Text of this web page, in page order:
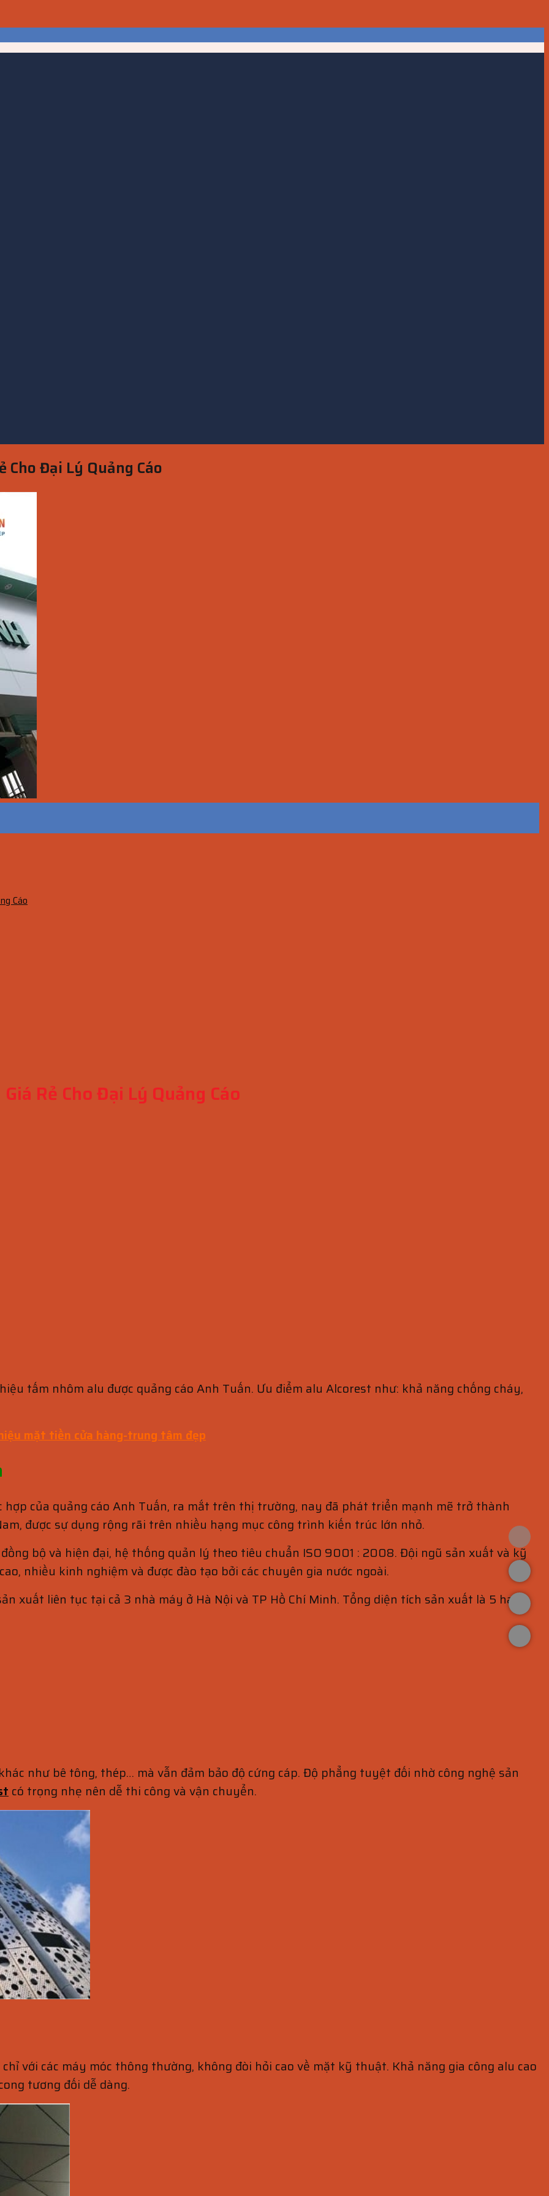
Cho Đại Lý Quảng Cáo
Cáo
Rẻ Cho Đại Lý Quảng Cáo
tấm nhôm alu được quảng cáo Anh Tuấn. Ưu điểm alu Alcorest như: khả năng chống cháy,
mặt tiền cửa hàng-trung tâm đẹp
của quảng cáo Anh Tuấn, ra mắt trên thị trường, nay đã phát triển mạnh mẽ trở thành
được sự dụng rộng rãi trên nhiều hạng mục công trình kiến trúc lớn nhỏ.
bộ và hiện đại, hệ thống quản lý theo tiêu chuẩn ISO 9001 : 2008. Đội ngũ sản xuất và kỹ
nhiều kinh nghiệm và được đào tạo bởi các chuyên gia nước ngoài.
xuất liên tục tại cả 3 nhà máy ở Hà Nội và TP Hồ Chí Minh. Tổng diện tích sản xuất là 5 ha và
như bê tông, thép… mà vẫn đảm bảo độ cứng cáp. Độ phẳng tuyệt đối nhờ công nghệ sản
có trọng nhẹ nên dễ thi công và vận chuyển.
với các máy móc thông thường, không đòi hỏi cao về mặt kỹ thuật. Khả năng gia công alu cao
tương đối dễ dàng.